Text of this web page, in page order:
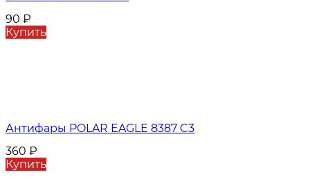
90 ₽
Купить
Антифары POLAR EAGLE 8387 C3
360 ₽
Купить